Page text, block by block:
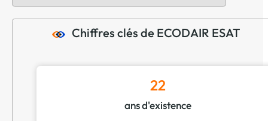
Chiffres clés de ECODAIR ESAT
22
ans d'existence